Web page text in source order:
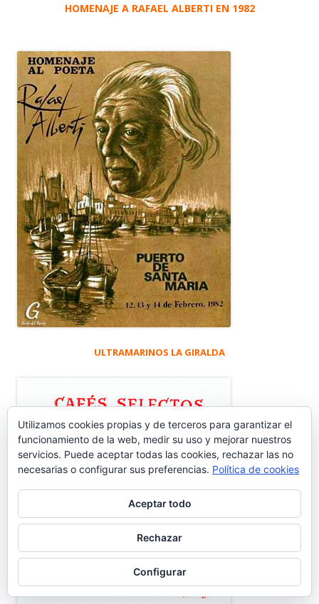
HOMENAJE A RAFAEL ALBERTI EN 1982
ULTRAMARINOS LA GIRALDA
Utilizamos cookies propias y de terceros para garantizar el
funcionamiento de la web, medir su uso y mejorar nuestros
servicios. Puede aceptar todas las cookies, rechazar las no
necesarias o configurar sus preferencias. Política de cookies
Aceptar todo
Rechazar
Configurar